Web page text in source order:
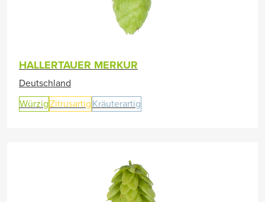
HALLERTAUER MERKUR
Deutschland
WürzigZitrusartig Kräuterartig